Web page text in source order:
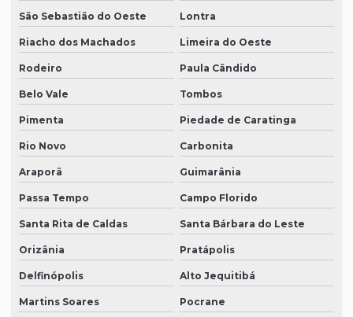
São Sebastião do Oeste Lontra
Riacho dos Machados Limeira do Oeste
Rodeiro Paula Cândido
Belo Vale Tombos
Pimenta Piedade de Caratinga
Rio Novo Carbonita
Araporã Guimarânia
Passa Tempo Campo Florido
Santa Rita de Caldas Santa Bárbara do Leste
Orizânia Pratápolis
Delfinópolis Alto Jequitibá
Martins Soares Pocrane